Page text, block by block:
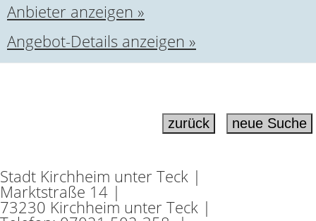
Anbieter anzeigen »
Angebot-Details anzeigen »
Stadt Kirchheim unter Teck |
Marktstraße 14 |
73230 Kirchheim unter Teck |